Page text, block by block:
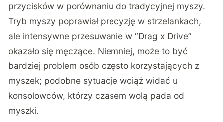
przycisków w porównaniu do tradycyjnej myszy.
Tryb myszy poprawiał precyzję w strzelankach,
ale intensywne przesuwanie w “Drag x Drive”
okazało się męczące. Niemniej, może to być
bardziej problem osób często korzystających z
myszek; podobne sytuacje wciąż widać u
konsolowców, którzy czasem wolą pada od
myszki.